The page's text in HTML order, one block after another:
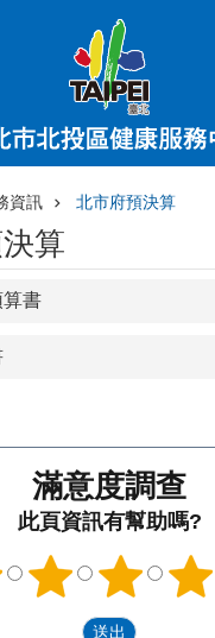
資訊 北市府預決算
算
書
滿意度調查
此頁資訊有幫助嗎?